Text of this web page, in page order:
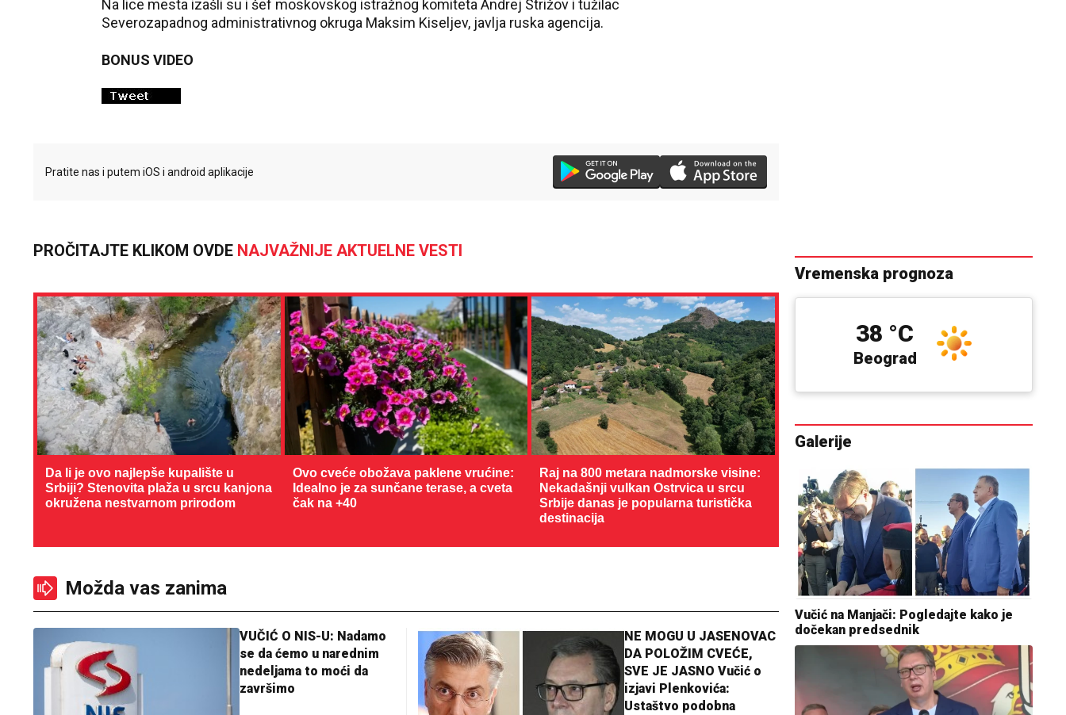
Na lice mesta izašli su i šef moskovskog istražnog komiteta Andrej Strižov i tužilac
Severozapadnog administrativnog okruga Maksim Kiseljev, javlja ruska agencija.
BONUS VIDEO
Pratite nas i putem iOS i android aplikacije
PROČITAJTE KLIKOM OVDE NAJVAŽNIJE AKTUELNE VESTI
Da li je ovo najlepše kupalište u
Srbiji? Stenovita plaža u srcu kanjona
okružena nestvarnom prirodom
Ovo cveće obožava paklene vrućine:
Idealno je za sunčane terase, a cveta
čak na +40
Raj na 800 metara nadmorske visine:
Nekadašnji vulkan Ostrvica u srcu
Srbije danas je popularna turistička
destinacija
Možda vas zanima
VUČIĆ O NIS-U: Nadamo
se da ćemo u narednim
nedeljama to moći da
završimo
NE MOGU U JASENOVAC
DA POLOŽIM CVEĆE,
SVE JE JASNO Vučić o
izjavi Plenkovića:
Ustaštvo podobna
Vremenska prognoza
Loznica
38 °C
Beograd
38 °C
Galerije
Vučić na Manjači: Pogledajte kako je
dočekan predsednik